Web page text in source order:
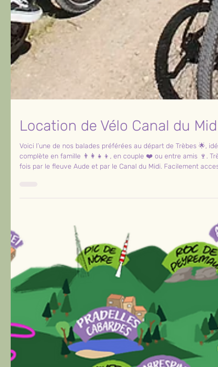
Location de Vélo Canal du
Voici l’une de nos balades préférées au départ de Trèbes 🌟,
d’autoroute, Trèbes offre de nombreux